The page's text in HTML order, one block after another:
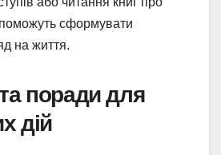
сформувати
на життя.
поради для
дій